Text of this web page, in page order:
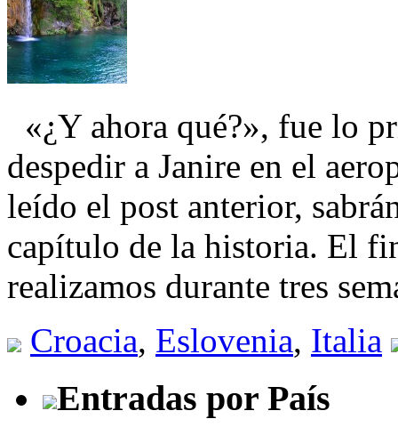
«¿Y ahora qué?», fue lo
despedir a Janire en el
leído el post anterior,
capítulo de la historia. El
realizamos durante tres
Croacia, Eslovenia, Italia
Entradas por País